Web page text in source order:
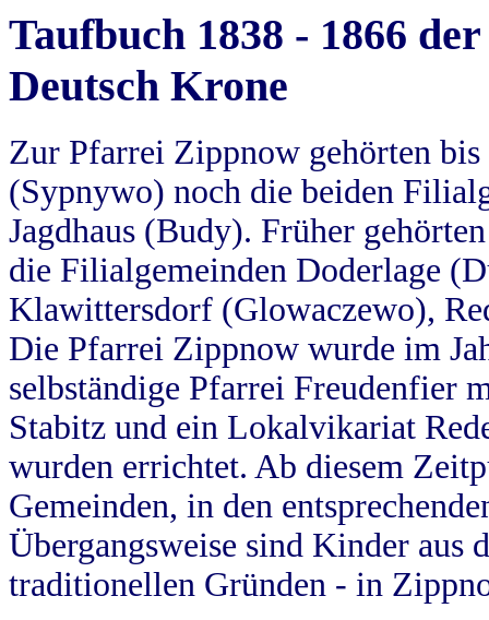
Taufbuch 1838 - 1866
Deutsch Krone
Zur Pfarrei Zippnow gehörten
(Sypnywo) noch die beiden
Jagdhaus (Budy). Früher
die Filialgemeinden Doderlage
Klawittersdorf (Glowaczewo),
Die Pfarrei Zippnow wurde im
selbständige Pfarrei Freudenfier
Stabitz und ein Lokalvikariat
wurden errichtet. Ab diesem
Gemeinden, in den
Übergangsweise sind Kinder aus
traditionellen Gründen - in